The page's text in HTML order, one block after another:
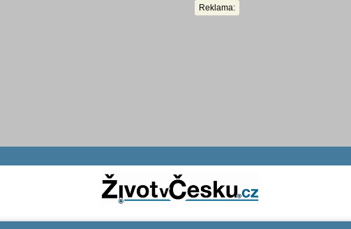
Reklama: